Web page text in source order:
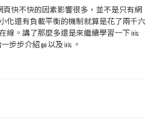
頁快不快的因素影響很多，並不是只有網
化還有負載平衡的機制就算是花了兩千六
線。講了那麼多還是來繼續學習一下 iris
步介紹 go 以及 iris 。